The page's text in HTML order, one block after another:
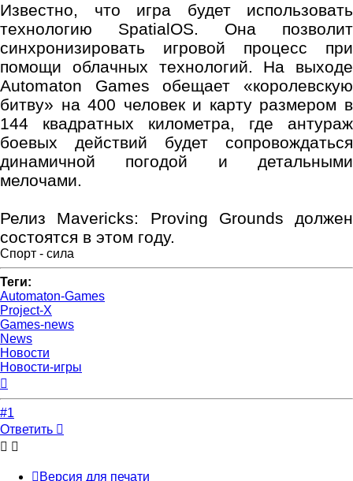
Известно, что игра будет использовать
технологию SpatialOS. Она позволит
синхронизировать игровой процесс при
помощи облачных технологий. На выходе
Automaton Games обещает «королевскую
битву» на 400 человек и карту размером в
144 квадратных километра, где антураж
боевых действий будет сопровождаться
динамичной погодой и детальными
мелочами.
Релиз Mavericks: Proving Grounds должен
состоятся в этом году.
Спорт - сила
Теги:
Automaton-Games
Project-X
Games-news
News
Новости
Новости-игры
началу
#1
Ответить
Версия для печати